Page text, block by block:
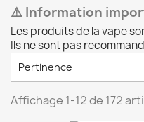
⚠️ Information
Les produits de la vape
Ils ne sont pas
Pertinence
Affichage 1-12 de 172